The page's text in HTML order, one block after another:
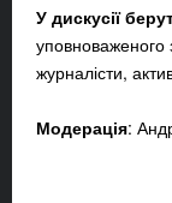
У дискусії
журналісти,
Модерація: